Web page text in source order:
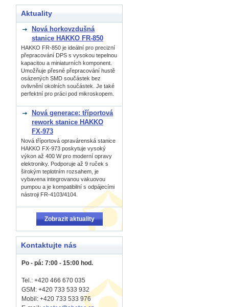
Aktuality
Nová horkovzdušná
stanice HAKKO FR-850
HAKKO FR-850 je ideální pro precizní
přepracování DPS s vysokou tepelnou
kapacitou a miniaturních komponent.
Umožňuje přesné přepracování hustě
osázených SMD součástek bez
ovlivnění okolních součástek. Je také
perfektní pro práci pod mikroskopem.
Nová generace: tříportová
rework stanice HAKKO
FX-973
Nová tříportová opravárenská stanice
HAKKO FX-973 poskytuje vysoký
výkon až 400 W pro moderní opravy
elektroniky. Podporuje až 9 ruček s
širokým teplotním rozsahem, je
vybavena integrovanou vakuovou
pumpou a je kompatibilní s odpájecími
nástroji FR-4103/4104.
Zobrazit aktuality
Kontaktujte nás
Po - pá: 7:00 - 15:00 hod.
Tel.: +420 466 670 035
GSM: +420 733 533 932
Mobil: +420 733 533 976